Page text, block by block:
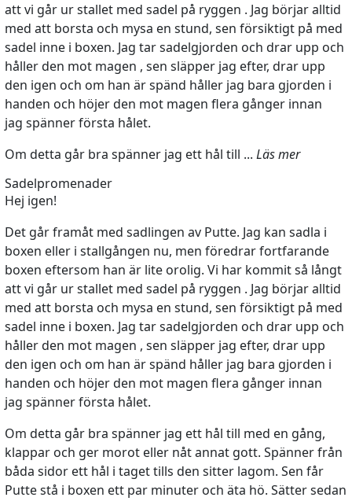
att vi går ur stallet med sadel på ryggen . Jag börjar alltid
med att borsta och mysa en stund, sen försiktigt på med
sadel inne i boxen. Jag tar sadelgjorden och drar upp och
håller den mot magen , sen släpper jag efter, drar upp
den igen och om han är spänd håller jag bara gjorden i
handen och höjer den mot magen flera gånger innan
jag spänner första hålet.
Om detta går bra spänner jag ett hål till ... Läs mer
Sadelpromenader
Hej igen!
Det går framåt med sadlingen av Putte. Jag kan sadla i
boxen eller i stallgången nu, men föredrar fortfarande
boxen eftersom han är lite orolig. Vi har kommit så långt
att vi går ur stallet med sadel på ryggen . Jag börjar alltid
med att borsta och mysa en stund, sen försiktigt på med
sadel inne i boxen. Jag tar sadelgjorden och drar upp och
håller den mot magen , sen släpper jag efter, drar upp
den igen och om han är spänd håller jag bara gjorden i
handen och höjer den mot magen flera gånger innan
jag spänner första hålet.
Om detta går bra spänner jag ett hål till med en gång,
klappar och ger morot eller nåt annat gott. Spänner från
båda sidor ett hål i taget tills den sitter lagom. Sen får
Putte stå i boxen ett par minuter och äta hö. Sätter sedan